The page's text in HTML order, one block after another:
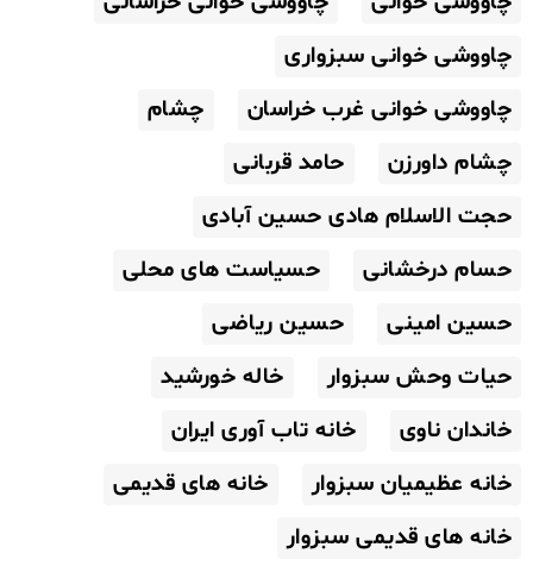
چاووشی خوانی سبزواری
چاووشی خوانی غرب خراسان
چشام
چشام داورزن
حامد قربانی
حجت الاسلام هادی حسین آبادی
حسام درخشانی
حسیاست های محلی
حسین امینی
حسین ریاضی
حیات وحش سبزوار
خاله خورشید
خاندان ناوی
خانه تاب آوری ایران
خانه عظیمیان سبزوار
خانه های قدیمی
خانه های قدیمی سبزوار